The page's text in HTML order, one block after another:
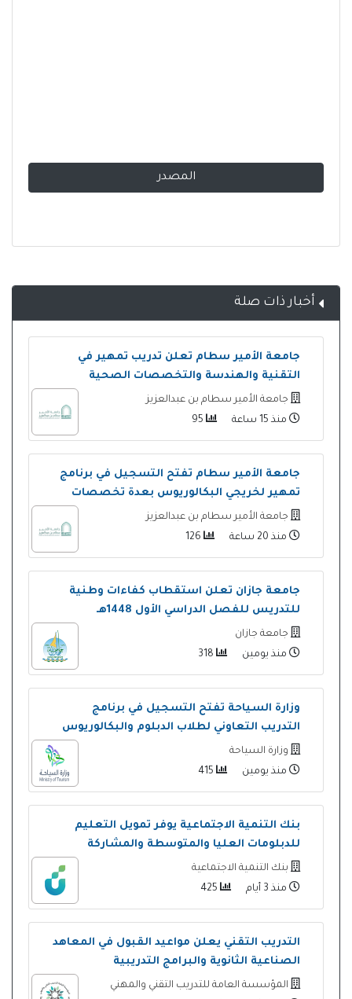
المصدر
أخبار ذات صلة
جامعة الأمير سطام تعلن تدريب تمهير في
التقنية والهندسة والتخصصات الصحية
جامعة الأمير سطام بن عبدالعزيز
منذ 15 ساعة
جامعة الأمير سطام تفتح التسجيل في برنامج
تمهير لخريجي البكالوريوس بعدة تخصصات
جامعة الأمير سطام بن عبدالعزيز
منذ 20 ساعة
جامعة جازان تعلن استقطاب كفاءات وطنية
للتدريس للفصل الدراسي الأول 1448هـ
جامعة جازان
منذ يومين
وزارة السياحة تفتح التسجيل في برنامج
التدريب التعاوني لطلاب الدبلوم والبكالوريوس
وزارة السياحة
منذ يومين
بنك التنمية الاجتماعية يوفر تمويل التعليم
للدبلومات العليا والمتوسطة والمشاركة
بنك التنمية الاجتماعية
منذ 3 أيام
التدريب التقني يعلن مواعيد القبول في المعاهد
الصناعية الثانوية والبرامج التدريبية
المؤسسة العامة للتدريب التقني والمهني